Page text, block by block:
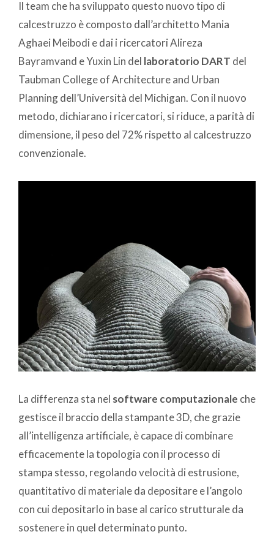
Il team che ha sviluppato questo nuovo tipo di
calcestruzzo è composto dall’architetto Mania
Aghaei Meibodi e dai i ricercatori Alireza
Bayramvand e Yuxin Lin del laboratorio DART del
Taubman College of Architecture and Urban
Planning dell’Università del Michigan. Con il nuovo
metodo, dichiarano i ricercatori, si riduce, a parità di
dimensione, il peso del 72% rispetto al calcestruzzo
convenzionale.
La differenza sta nel software computazionale che
gestisce il braccio della stampante 3D, che grazie
all’intelligenza artificiale, è capace di combinare
efficacemente la topologia con il processo di
stampa stesso, regolando velocità di estrusione,
quantitativo di materiale da depositare e l’angolo
con cui depositarlo in base al carico strutturale da
sostenere in quel determinato punto.